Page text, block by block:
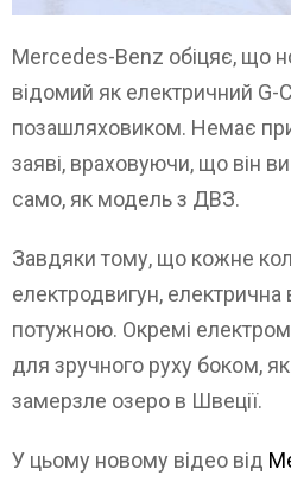
Mercedes-Benz обіцяє, що
відомий як електричний
позашляховиком. Немає
заяві, враховуючи, що він
само, як модель з ДВЗ.
Завдяки тому, що кожне
електродвигун,
потужною. Окремі
для зручного руху боком,
замерзле озеро в Швеції.
У цьому новому відео від